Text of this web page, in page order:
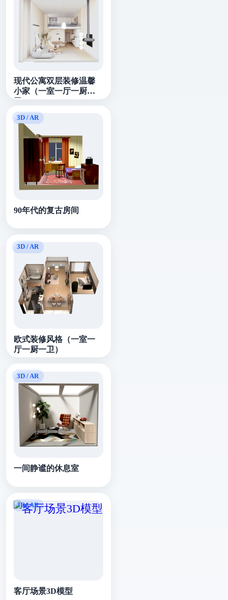
现代公寓双层装修温馨
小家（一室一厅一厨一
卫）
90年代的复古房间
欧式装修风格（一室一
厅一厨一卫）
一间静谧的休息室
客厅场景3D模型